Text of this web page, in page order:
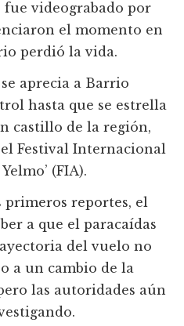
videograbado por
el momento en
perdió la vida.
aprecia a Barrio
hasta que se estrella
castillo de la región,
Festival Internacional
(FIA).
primeros reportes, el
a que el paracaídas
del vuelo no
a un cambio de la
las autoridades aún